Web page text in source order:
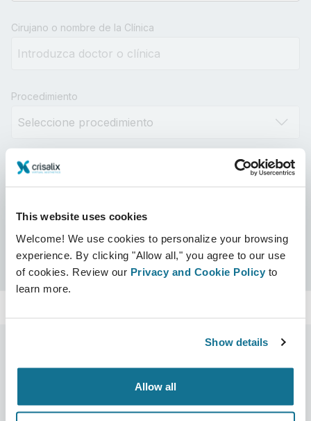
This website uses cookies
Welcome! We use cookies to personalize your browsing
experience. By clicking "Allow all," you agree to our use
of cookies. Review our Privacy and Cookie Policy to
learn more.
Show details
Allow all
Cirujano o nombre de la Clínica
Procedimiento
Distancia
Certificado Crisalix Buscar
Sobre nosotros
Cirujanos
Sección Cirujanos